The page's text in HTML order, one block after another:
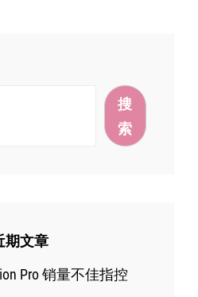
搜
索
期文章
Pro 销量不佳指控